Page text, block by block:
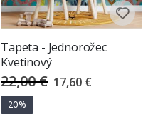
Tapeta - Jednorožec
Kvetinový
22,00 € Special
Price
17,60 €
20%